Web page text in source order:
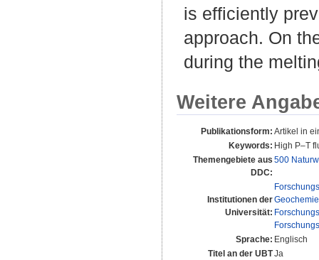
is efficiently
approach. On
during the
Weitere
Publikationsform: Artikel in
Keywords: High P–T
Themengebiete aus
DDC:
500
Institutionen der
Universität:
Sprache: Englisch
Titel an der UBTJa